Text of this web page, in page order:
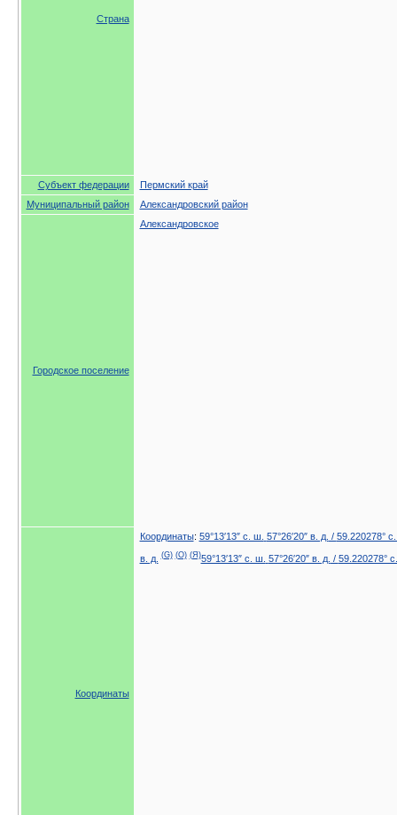
Страна
Субъект федерации
Пермский край
Муниципальный район
Александровский район
Городское поселение
Александровское
Координаты
Координаты: 59°13′13″ с. ш. 57°26′20″ в. д. / 59.220278°
в. д. (G) (O) (Я)59°13′13″ с. ш. 57°26′20″ в. д. / 59.220278°